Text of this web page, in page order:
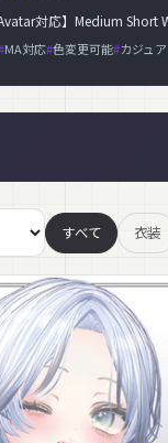
対応】Medium Short
MA対応#色変更可能#カジュ
すべて 衣装